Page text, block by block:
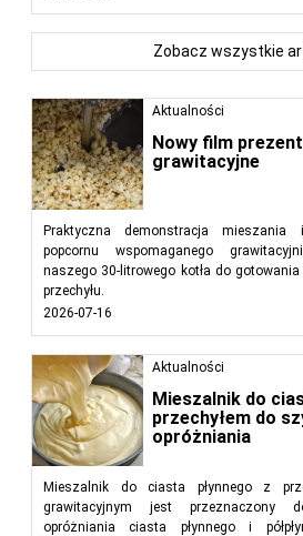
Aktualności
Nowy film
grawitacyjne
Praktyczna demonstracja mieszania
popcornu wspomaganego
naszego 30-litrowego kotła do
przechyłu.
2026-07-16
Aktualności
Mieszalnik do
przechyłem do
opróżniania
Mieszalnik do ciasta płynnego z
grawitacyjnym jest przeznaczony
opróżniania ciasta płynnego i
Zobacz wszystkie